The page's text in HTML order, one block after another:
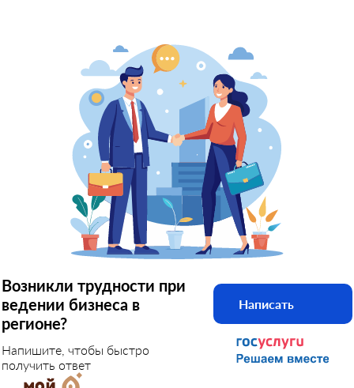
Возникли трудности при
ведении бизнеса в
регионе?
Напишите, чтобы быстро
получить ответ
Написать